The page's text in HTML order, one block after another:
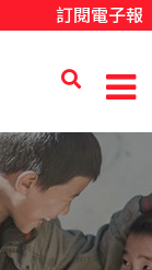
訂閱電子報